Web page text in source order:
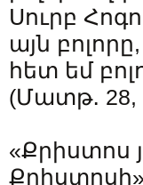
Սուրբ
այն
հետ եմ
(Մատթ․ 28,
«Քրիստոս
Քրիստոսի»